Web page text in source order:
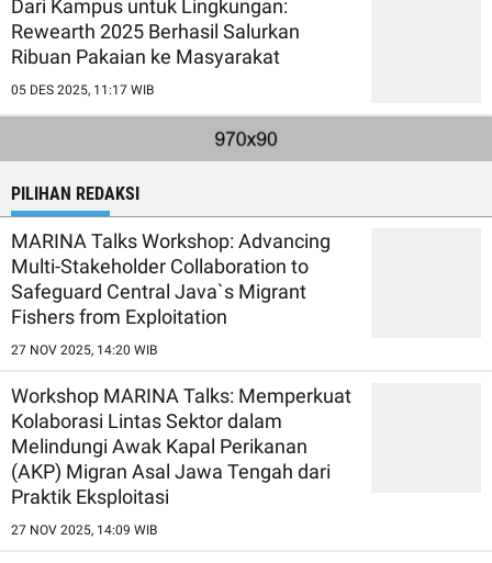
Dari Kampus untuk Lingkungan:
Rewearth 2025 Berhasil Salurkan
Ribuan Pakaian ke Masyarakat
05 DES 2025, 11:17 WIB
PILIHAN REDAKSI
MARINA Talks Workshop: Advancing
Multi-Stakeholder Collaboration to
Safeguard Central Java`s Migrant
Fishers from Exploitation
27 NOV 2025, 14:20 WIB
Workshop MARINA Talks: Memperkuat
Kolaborasi Lintas Sektor dalam
Melindungi Awak Kapal Perikanan
(AKP) Migran Asal Jawa Tengah dari
Praktik Eksploitasi
27 NOV 2025, 14:09 WIB